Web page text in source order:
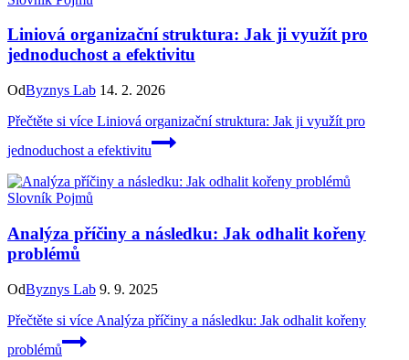
Liniová organizační struktura: Jak ji využít pro
jednoduchost a efektivitu
OdByznys Lab 14. 2. 2026
Přečtěte si více Liniová organizační struktura: Jak ji využít pro
jednoduchost a efektivitu
Slovník Pojmů
Analýza příčiny a následku: Jak odhalit kořeny
problémů
OdByznys Lab 9. 9. 2025
Přečtěte si více Analýza příčiny a následku: Jak odhalit kořeny
problémů